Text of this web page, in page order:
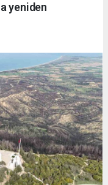
yeniden